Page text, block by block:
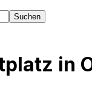
Suchen
in